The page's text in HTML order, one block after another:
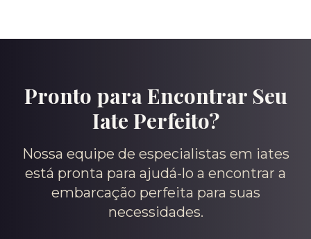
Pronto para Encontrar Seu
Iate Perfeito?
Nossa equipe de especialistas em iates
está pronta para ajudá-lo a encontrar a
embarcação perfeita para suas
necessidades.